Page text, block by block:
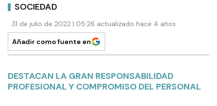
SOCIEDAD
31 de julio de 2022 | 05:26 actualizado hace 4 años
Añadir como fuente en
DESTACAN LA GRAN RESPONSABILIDAD
PROFESIONAL Y COMPROMISO DEL PERSONAL